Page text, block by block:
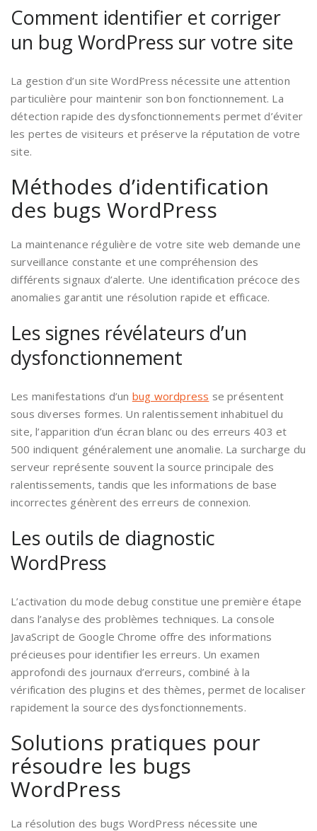
Comment identifier et corriger
un bug WordPress sur votre site
La gestion d’un site WordPress nécessite une attention
particulière pour maintenir son bon fonctionnement. La
détection rapide des dysfonctionnements permet d’éviter
les pertes de visiteurs et préserve la réputation de votre
site.
Méthodes d’identification
des bugs WordPress
La maintenance régulière de votre site web demande une
surveillance constante et une compréhension des
différents signaux d’alerte. Une identification précoce des
anomalies garantit une résolution rapide et efficace.
Les signes révélateurs d’un
dysfonctionnement
Les manifestations d’un bug wordpress se présentent
sous diverses formes. Un ralentissement inhabituel du
site, l’apparition d’un écran blanc ou des erreurs 403 et
500 indiquent généralement une anomalie. La surcharge du
serveur représente souvent la source principale des
ralentissements, tandis que les informations de base
incorrectes génèrent des erreurs de connexion.
Les outils de diagnostic
WordPress
L’activation du mode debug constitue une première étape
dans l’analyse des problèmes techniques. La console
JavaScript de Google Chrome offre des informations
précieuses pour identifier les erreurs. Un examen
approfondi des journaux d’erreurs, combiné à la
vérification des plugins et des thèmes, permet de localiser
rapidement la source des dysfonctionnements.
Solutions pratiques pour
résoudre les bugs
WordPress
La résolution des bugs WordPress nécessite une